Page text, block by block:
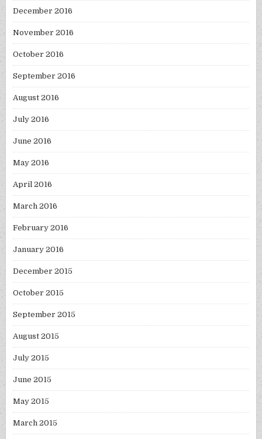
December 2016
November 2016
October 2016
September 2016
August 2016
July 2016
June 2016
May 2016
April 2016
March 2016
February 2016
January 2016
December 2015
October 2015
September 2015
August 2015
July 2015
June 2015
May 2015
March 2015